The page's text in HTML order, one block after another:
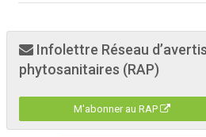
Infolettre Réseau
phytosanitaires (RAP)
M'abonner au RAP